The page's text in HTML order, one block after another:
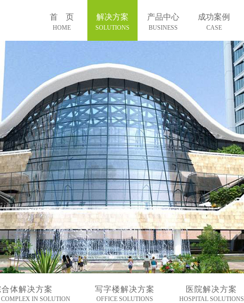
首 页
HOME
解决方案
SOLUTIONS
产品中心
BUSINESS
成功案例
CASE
体解决方案
IN SOLUTION
写字楼解决方案
OFFICE SOLUTIONS
医院解决方案
HOSPITAL SOLUTIONS